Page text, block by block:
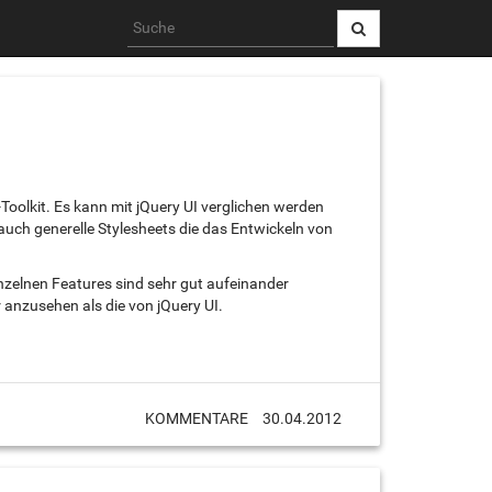
Es kann mit jQuery UI verglichen werden
generelle Stylesheets die das Entwickeln von
Features sind sehr gut aufeinander
als die von jQuery UI.
KOMMENTARE 30.04.2012